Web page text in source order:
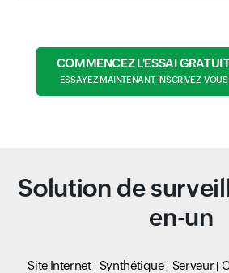
COMMENCEZ L'ESSAI
ESSAYEZ MAINTENANT, INSCRIVEZ-
Solution de
en-un
Site Internet Synthétique Serveur